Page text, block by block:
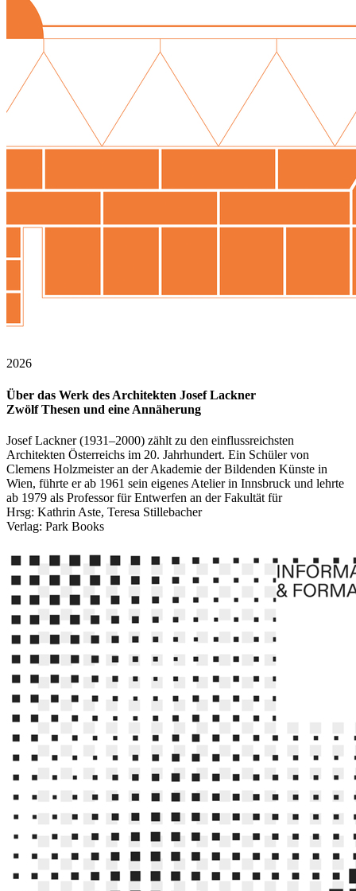
2026
Über das Werk des Architekten Josef Lackner
Zwölf Thesen und eine Annäherung
Josef Lackner (1931–2000) zählt zu den einflussreichsten
Architekten Österreichs im 20. Jahrhundert. Ein Schüler von
Clemens Holzmeister an der Akademie der Bildenden Künste in
Wien, führte er ab 1961 sein eigenes Atelier in Innsbruck und lehrte
ab 1979 als Professor für Entwerfen an der Fakultät für
Hrsg: Kathrin Aste, Teresa Stillebacher
Verlag: Park Books